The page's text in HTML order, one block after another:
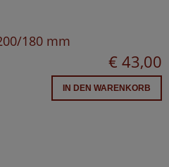
180 mm
€ 43,00
IN DEN WARENKORB